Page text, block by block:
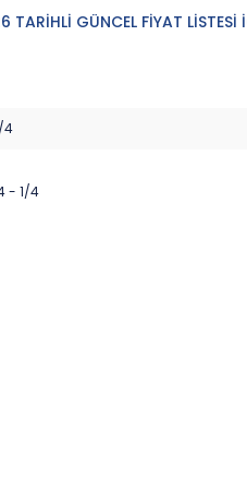
TARİHLİ GÜNCEL FİYAT LİSTESİ
4